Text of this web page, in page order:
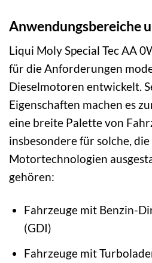
Anwendungsbereiche
Liqui Moly Special Tec AA
für die Anforderungen
Dieselmotoren entwickelt.
Eigenschaften machen es
eine breite Palette von
insbesondere für solche,
Motortechnologien
gehören:
Fahrzeuge mit Benzin-
(GDI)
Fahrzeuge mit